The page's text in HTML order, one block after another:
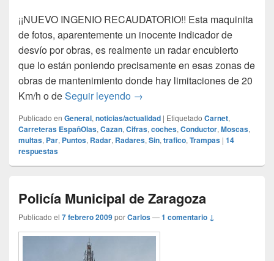
¡¡NUEVO INGENIO RECAUDATORIO!! Esta maquinita
de fotos, aparentemente un inocente indicador de
desvío por obras, es realmente un radar encubierto
que lo están poniendo precisamente en esas zonas de
obras de mantenimiento donde hay limitaciones de 20
Km/h o deSeguir leyendo ¡¡¡Radares móviles!!!, para
→
Publicado en General, noticias/actualidad | Etiquetado Carnet,
Carreteras EspañOlas, Cazan, Cifras, coches, Conductor, Moscas,
multas, Par, Puntos, Radar, Radares, Sin, trafico, Trampas | 14
respuestas
Policía Municipal de Zaragoza
Publicado el 7 febrero 2009porCarlos—1 comentario ↓